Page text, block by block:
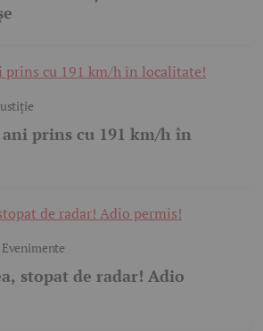
ani prins cu 191 km/h în
Evenimente
stopat de radar! Adio